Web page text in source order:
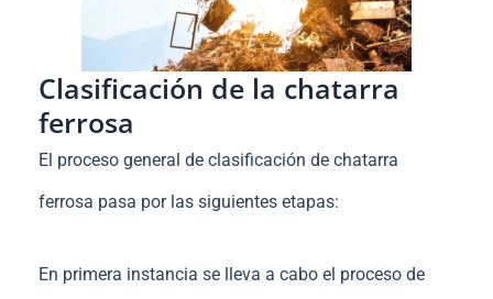
Clasificación de la chatarra
ferrosa
El proceso general de clasificación de chatarra
ferrosa pasa por las siguientes etapas:
En primera instancia se lleva a cabo el proceso de